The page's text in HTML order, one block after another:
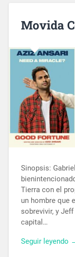
Movida
Sinopsis:
Tierra con el
un hombre que
sobrevivir, y
capital…
Seguir leyendo